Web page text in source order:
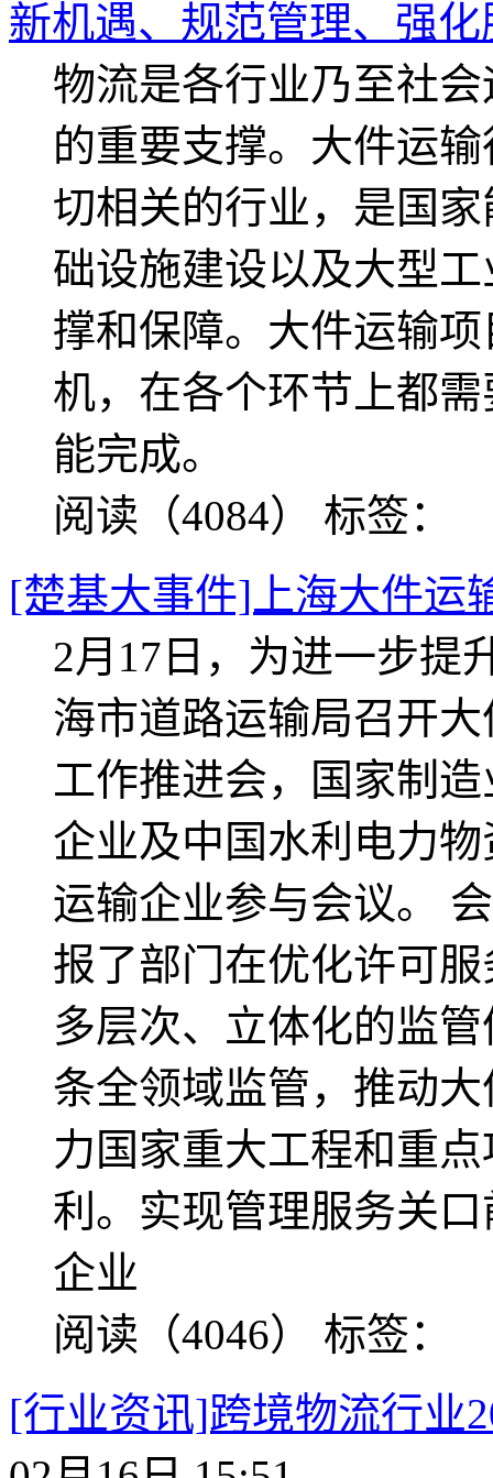
新机遇、规范管理、强化
物流是各行业乃至社
的重要支撑。大件运
切相关的行业，是国
础设施建设以及大型
撑和保障。大件运输
机，在各个环节上都
能完成。
阅读（4084） 标签：
[楚基大事件]上海大件运
2月17日，为进一步提
海市道路运输局召开
工作推进会，国家制
企业及中国水利电力
运输企业参与会议。
报了部门在优化许可
多层次、立体化的监
条全领域监管，推动
力国家重大工程和重
利。实现管理服务关
企业
阅读（4046） 标签：
[行业资讯]跨境物流行业